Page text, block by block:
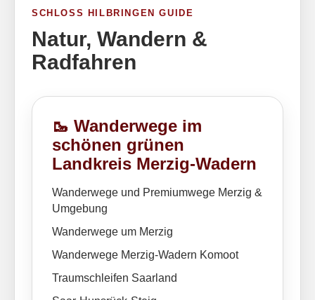
SCHLOSS HILBRINGEN GUIDE
Natur, Wandern &
Radfahren
🥾 Wanderwege im
schönen grünen
Landkreis Merzig-Wadern
Wanderwege und Premiumwege Merzig &
Umgebung
Wanderwege um Merzig
Wanderwege Merzig-Wadern Komoot
Traumschleifen Saarland